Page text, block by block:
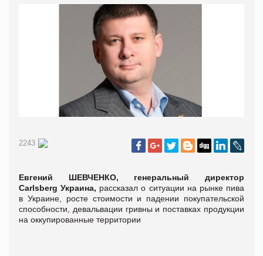
2243
Евгений ШЕВЧЕНКО, генеральный директор
Carlsberg Украина, рассказал о ситуации на рынке пива
в Украине, росте стоимости и падении покупательской
способности, девальвации гривны и поставках продукции
на оккупированные территории